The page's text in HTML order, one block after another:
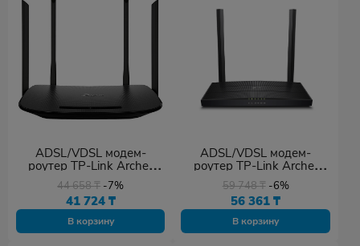
ADSL/VDSL модем-
роутер TP-Link Archer
VR300 AC1200
44 658₸ -7%
41 724 ₸
В корзину
ADSL/VDSL модем-
роутер TP-Link Archer
VR400
59 748₸ -6%
56 361₸
В корзину